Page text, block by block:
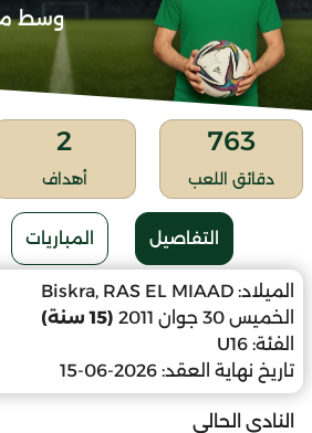
وسط
763
دقائق اللعب
2
أهداف
التفاصيل المباريات
الميلاد: Biskra, RAS EL MIAAD
الخميس 30 جوان 2011
(15 سنة)
الفئة: U16
تاريخ نهاية العقد: 2026-06-15
النادي الحالي